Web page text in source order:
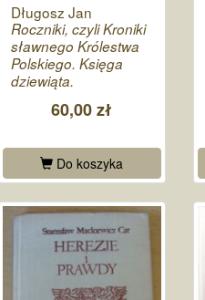
Długosz Jan
Roczniki, czyli Kroniki
sławnego Królestwa
Polskiego. Księga
dziewiąta.
60,00 zł
Do koszyka